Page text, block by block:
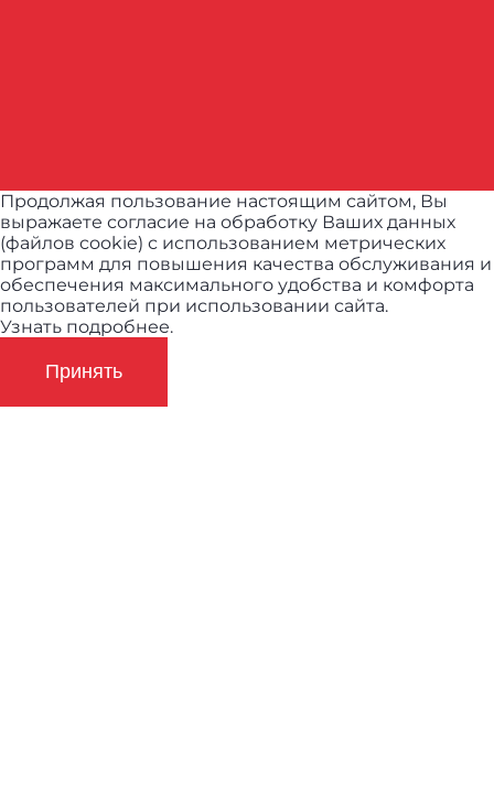
Продолжая пользование настоящим сайтом, Вы
выражаете согласие на обработку Ваших данных
(файлов cookie) с использованием метрических
программ для повышения качества обслуживания и
обеспечения максимального удобства и комфорта
пользователей при использовании сайта.
Узнать подробнее.
Принять